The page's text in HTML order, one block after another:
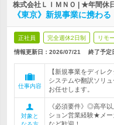
株式会社ＬＩＭＮＯ | ★年間
《東京》新規事業に携わ
正社員 完全週休2日制 リモ
情報更新日：2026/07/21 終了予定
仕事内容
【新規事業をディレ
システムや翻訳ソリ
お任せします。
対象と
《必須要件》◎高卒
ション営業経験★メー
など歓迎！